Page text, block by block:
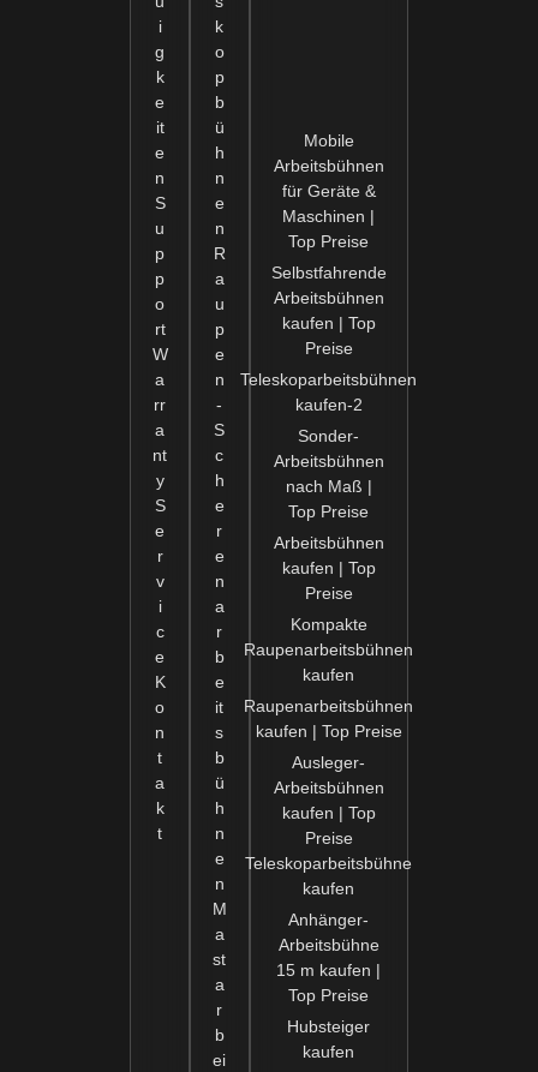
i
g
k
e
it
e
n
S
u
p
p
o
rt
W
a
rr
a
nt
y
S
e
r
v
i
c
e
K
o
n
t
a
k
t
k
o
p
b
ü
h
n
e
n
R
a
u
p
e
n
-
S
c
h
e
r
e
n
a
r
b
e
it
s
b
ü
h
n
e
n
M
a
st
a
r
b
ei
Mobile
Arbeitsbühnen
für Geräte &
Maschinen |
Top Preise
Selbstfahrende
Arbeitsbühnen
kaufen | Top
Preise
Teleskoparbeitsbühnen
kaufen-2
Sonder-
Arbeitsbühnen
nach Maß |
Top Preise
Arbeitsbühnen
kaufen | Top
Preise
Kompakte
Raupenarbeitsbühnen
kaufen
Raupenarbeitsbühnen
kaufen | Top Preise
Ausleger-
Arbeitsbühnen
kaufen | Top
Preise
Teleskoparbeitsbühne
kaufen
Anhänger-
Arbeitsbühne
15 m kaufen |
Top Preise
Hubsteiger
kaufen